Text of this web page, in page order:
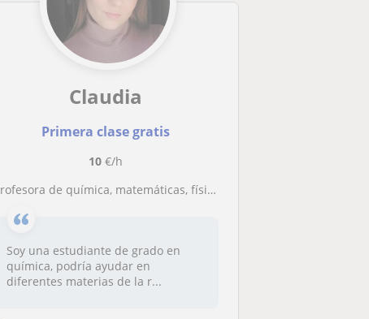
Claudia
Primera clase gratis
10 €/h
Profesora de química, matemáticas, física y biología apta para niveles de primaria, eso y bachillerato. Tengo amplitud de horario
Soy una estudiante de grado en
química, podría ayudar en
diferentes materias de la r...